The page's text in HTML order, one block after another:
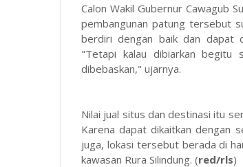
Calon Wakil Gubernur Cawagub
pembangunan patung tersebut
berdiri dengan baik dan dapat
"Tetapi kalau dibiarkan begitu
dibebaskan," ujarnya.
Nilai jual situs dan destinasi itu
Karena dapat dikaitkan dengan
juga, lokasi tersebut berada di
kawasan Rura Silindung. (red/rls)